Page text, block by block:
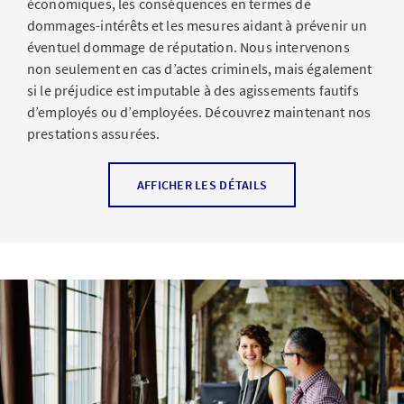
peuvent être évités.
économiques, les conséquences en termes de
dommages-intérêts et les mesures aidant à prévenir un
éventuel dommage de réputation. Nous intervenons
non seulement en cas d’actes criminels, mais également
si le préjudice est imputable à des agissements fautifs
d’employés ou d’employées. Découvrez maintenant nos
prestations assurées.
Couverture d’assurance
Aide d’urgence et accompagnement par des spécialistes
AFFICHER LES DÉTAILS